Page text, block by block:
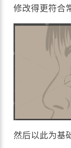
修改得更符合
然后以此为基